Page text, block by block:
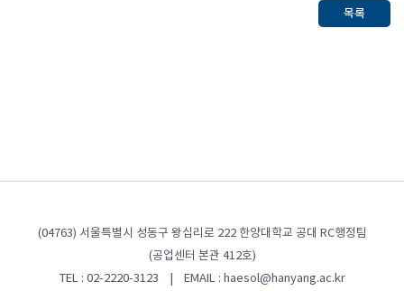
목록
(04763) 서울특별시 성동구 왕십리로 222 한양대학교 공대 RC행정팀
(공업센터 본관 412호)
TEL : 02-2220-3123 | EMAIL : haesol@hanyang.ac.kr